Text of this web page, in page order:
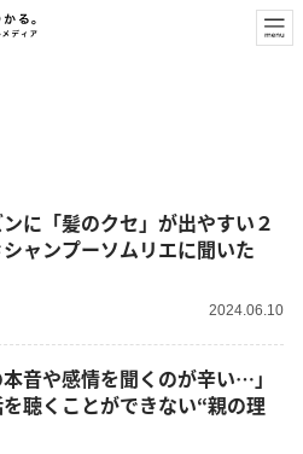
に「髪のクセ」が出やすい２
ャンプーソムリエに聞いた
2024.06.10
本音や感情を聞くのが辛い…」
聴くことができない“親の理